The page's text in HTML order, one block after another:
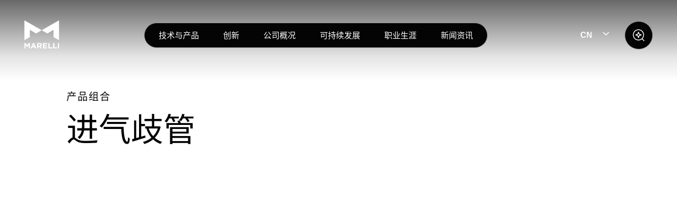
技术与产品 创新 公司概况 可持续发展 职业生涯 新闻资讯 CN
产品组合
进气歧管